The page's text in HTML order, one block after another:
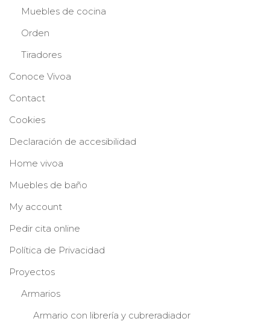
Muebles de cocina
Orden
Tiradores
Conoce Vivoa
Contact
Cookies
Declaración de accesibilidad
Home vivoa
Muebles de baño
My account
Pedir cita online
Política de Privacidad
Proyectos
Armarios
Armario con librería y cubreradiador